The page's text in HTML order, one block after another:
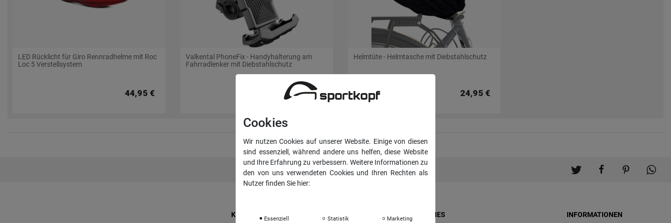
LED Rücklicht für Giro Rennradhelme mit Roc
Loc 5 Verstellsystem
44,95 €
Valkental PhoneFix - Handyhalterung am
Fahrradlenker mit Diebstahlschutz
34,95 €
Helmtüte - Helmtasche mit Diebstahlschutz
24,95 €
KONTO & ANMELDUNG RECHTLICHES INFORMATIONEN
Cookies
Wir nutzen Cookies auf unserer Website. Einige von diesen
sind essenziell, während andere uns helfen, diese Website
und Ihre Erfahrung zu verbessern. Weitere Informationen zu
den von uns verwendeten Cookies und Ihren Rechten als
Nutzer finden Sie hier:
Essenziell Statistik Marketing